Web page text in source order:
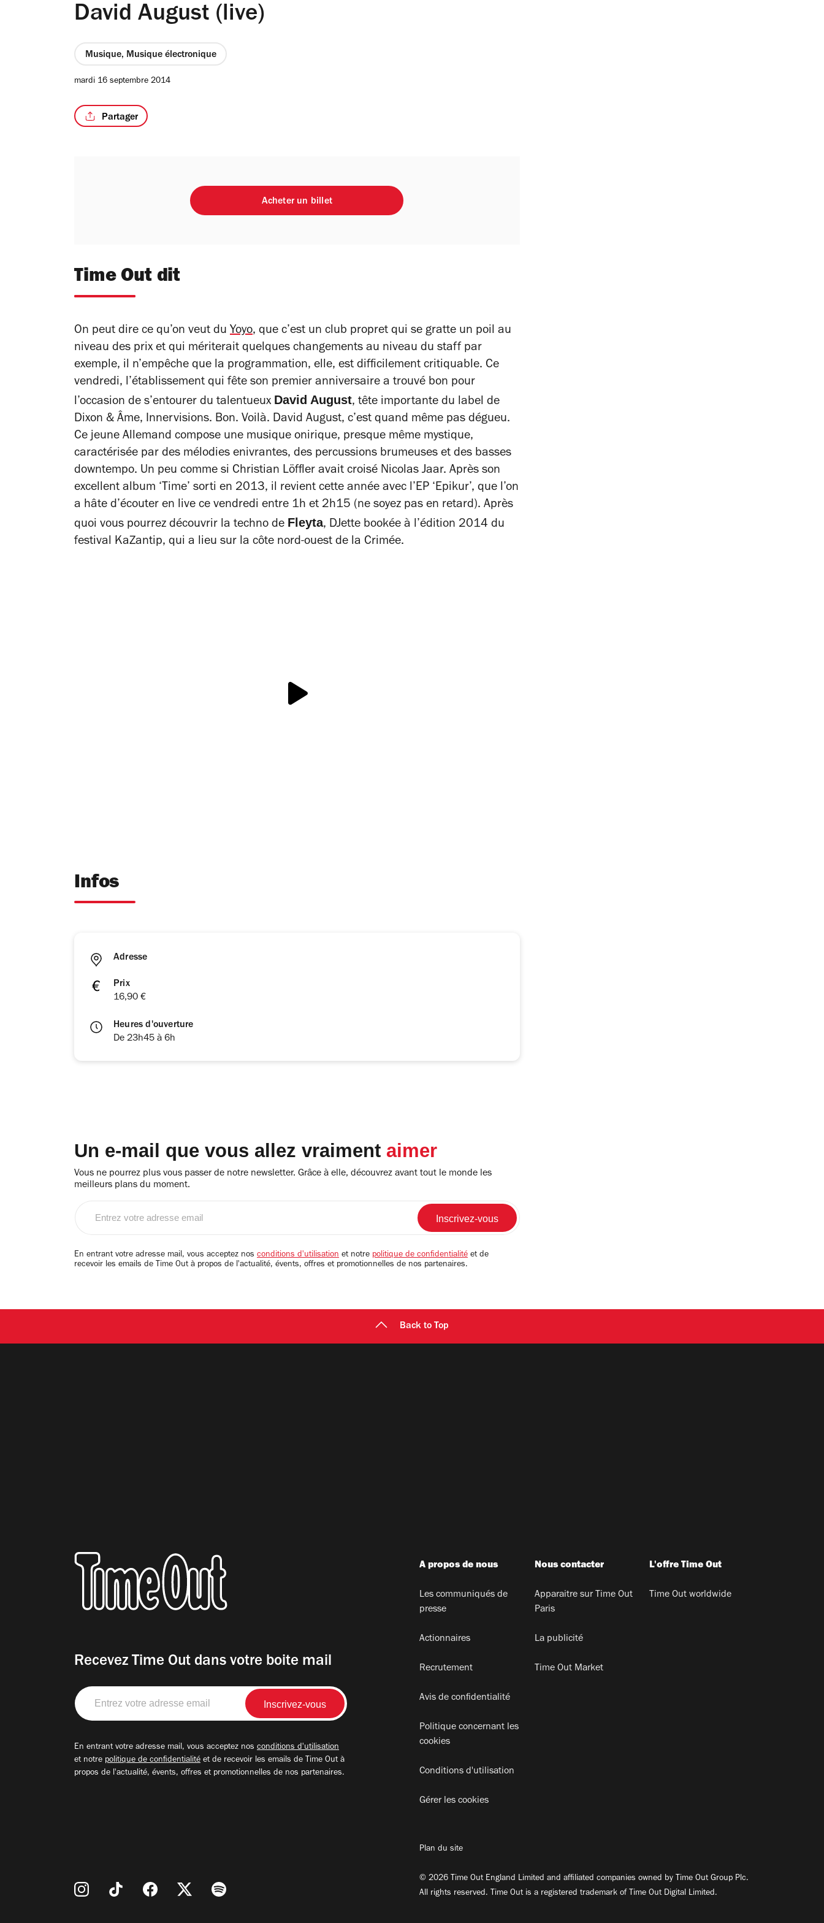
David August (live)
Musique, Musique électronique
mardi 16 septembre 2014
Partager
Acheter un billet
Time Out dit
On peut dire ce qu’on veut du Yoyo, que c’est un club propret qui se gratte un poil au
niveau des prix et qui mériterait quelques changements au niveau du staff par
exemple, il n’empêche que la programmation, elle, est difficilement critiquable. Ce
vendredi, l’établissement qui fête son premier anniversaire a trouvé bon pour
l’occasion de s’entourer du talentueux David August, tête importante du label de
Dixon & Âme, Innervisions. Bon. Voilà. David August, c’est quand même pas dégueu.
Ce jeune Allemand compose une musique onirique, presque même mystique,
caractérisée par des mélodies enivrantes, des percussions brumeuses et des basses
downtempo. Un peu comme si Christian Löffler avait croisé Nicolas Jaar. Après son
excellent album ‘Time’ sorti en 2013, il revient cette année avec l’EP ‘Epikur’, que l’on
a hâte d’écouter en live ce vendredi entre 1h et 2h15 (ne soyez pas en retard). Après
quoi vous pourrez découvrir la techno de Fleyta, DJette bookée à l’édition 2014 du
festival KaZantip, qui a lieu sur la côte nord-ouest de la Crimée.
Infos
Adresse
Prix
16,90 €
Heures d'ouverture
De 23h45 à 6h
Un e-mail que vous allez vraiment aimer
Vous ne pourrez plus vous passer de notre newsletter. Grâce à elle, découvrez avant tout le monde les
meilleurs plans du moment.
email
En entrant votre adresse mail, vous acceptez nos conditions d'utilisation et notre politique de confidentialité et de
recevoir les emails de Time Out à propos de l'actualité, évents, offres et promotionnelles de nos partenaires.
Back to Top
Recevez Time Out dans votre boite mail
Entrez
votre
adresse
En entrant votre adresse mail, vous acceptez nos conditions d'utilisation
et notre politique de confidentialité et de recevoir les emails de Time Out à
propos de l'actualité, évents, offres et promotionnelles de nos partenaires.
A propos de nous
Les communiqués de
presse
Actionnaires
Recrutement
Avis de confidentialité
Politique concernant les
cookies
Conditions d'utilisation
Gérer les cookies
Nous contacter
Apparaitre sur Time Out
Paris
La publicité
Time Out Market
L'offre Time Out
Time Out worldwide
Plan du site
© 2026 Time Out England Limited and affiliated companies owned by Time Out Group Plc.
All rights reserved. Time Out is a registered trademark of Time Out Digital Limited.